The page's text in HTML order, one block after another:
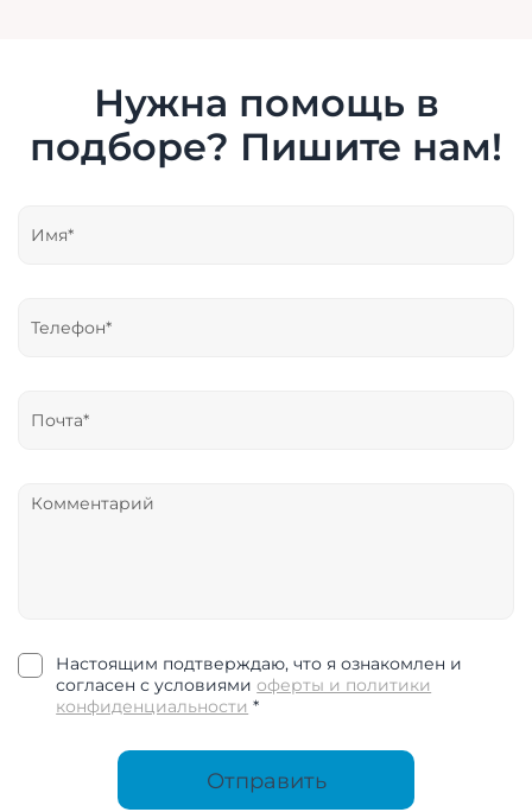
Нужна помощь в
подборе? Пишите нам!
Настоящим подтверждаю, что я ознакомлен и
согласен с условиямиоферты и политики
конфиденциальности *
Отправить